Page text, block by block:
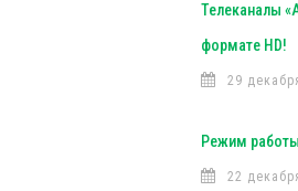
Телеканалы
формате HD!
29
Режим
22